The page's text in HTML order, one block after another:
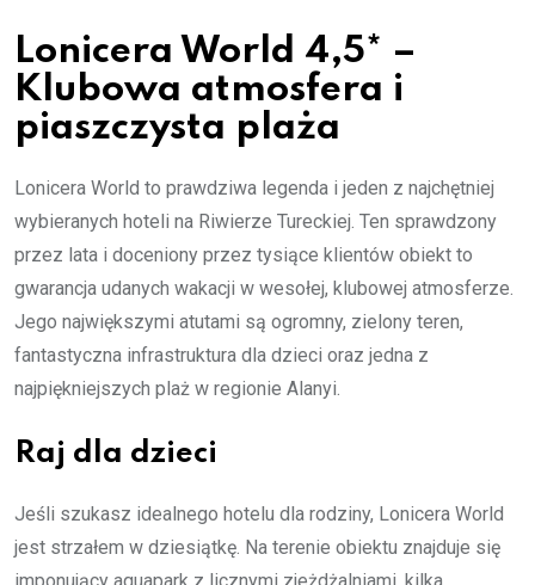
Lonicera World 4,5* –
Klubowa atmosfera i
piaszczysta plaża
Lonicera World to prawdziwa legenda i jeden z najchętniej
wybieranych hoteli na Riwierze Tureckiej. Ten sprawdzony
przez lata i doceniony przez tysiące klientów obiekt to
gwarancja udanych wakacji w wesołej, klubowej atmosferze.
Jego największymi atutami są ogromny, zielony teren,
fantastyczna infrastruktura dla dzieci oraz jedna z
najpiękniejszych plaż w regionie Alanyi.
Raj dla dzieci
Jeśli szukasz idealnego hotelu dla rodziny, Lonicera World
jest strzałem w dziesiątkę. Na terenie obiektu znajduje się
imponujący aquapark z licznymi zjeżdżalniami, kilka